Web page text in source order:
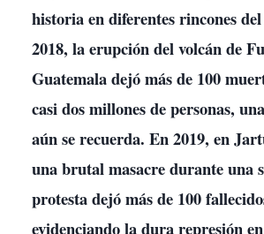
historia en diferentes rincones
2018, la erupción del volcán de
Guatemala dejó más de 100
casi dos millones de personas,
aún se recuerda. En 2019, en
una brutal masacre durante una
protesta dejó más de 100
evidenciando la dura represión